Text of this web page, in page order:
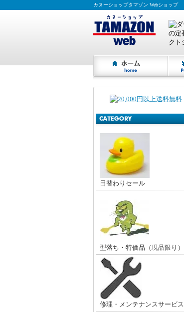
カヌーショップタマゾン Webショップ
日替わりセール
型落ち・特価品（現品限り）
修理・メンテナンスサービス